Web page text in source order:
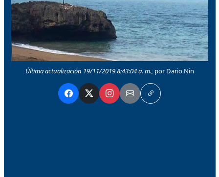
Última actualización 19/11/2019 8:43:04 a. m., por Dario Nin